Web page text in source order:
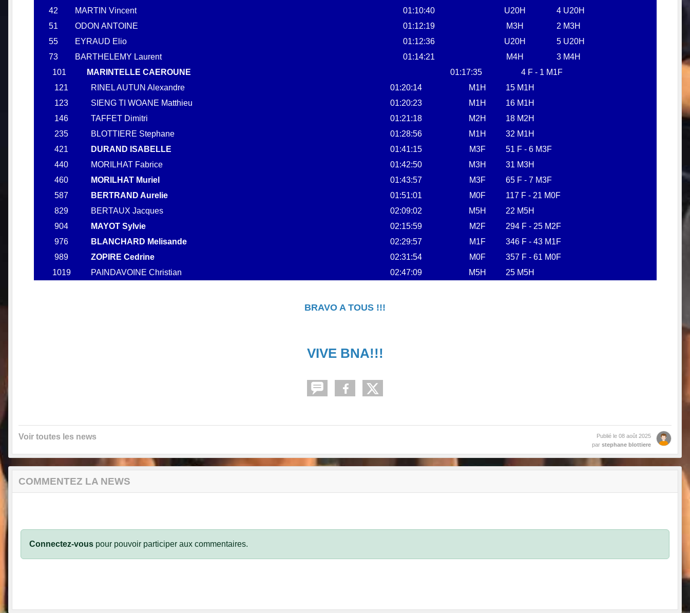
42
MARTIN Vincent 01:10:40 U20H
4 U20H
51
ODON ANTOINE 01:12:19 M3H
2 M3H
55
EYRAUD Elio 01:12:36 U20H
5 U20H
73
BARTHELEMY Laurent 01:14:21 M4H
3 M4H
101
MARINTELLE CAEROUNE 01:17:35
4 F - 1 M1F
121
RINEL AUTUN Alexandre 01:20:14 M1H
15 M1H
123
SIENG TI WOANE Matthieu 01:20:23 M1H
16 M1H
146
TAFFET Dimitri 01:21:18 M2H
18 M2H
235
BLOTTIERE Stephane 01:28:56 M1H
32 M1H
421
DURAND ISABELLE 01:41:15 M3F
51 F - 6 M3F
440
MORILHAT Fabrice 01:42:50 M3H
31 M3H
460
MORILHAT Muriel 01:43:57 M3F
65 F - 7 M3F
587
BERTRAND Aurelie 01:51:01 M0F
117 F - 21 M0F
829
BERTAUX Jacques 02:09:02 M5H
22 M5H
904
MAYOT Sylvie 02:15:59 M2F
294 F - 25 M2F
976
BLANCHARD Melisande 02:29:57 M1F
346 F - 43 M1F
989
ZOPIRE Cedrine 02:31:54 M0F
357 F - 61 M0F
1019
PAINDAVOINE Christian 02:47:09 M5H 25 M5H
BRAVO A TOUS !!!
VIVE BNA!!!
Voir toutes les news Publié le 08 août 2025
par stephane blottiere
COMMENTEZ LA NEWS
Connectez-vous pour pouvoir participer aux commentaires.